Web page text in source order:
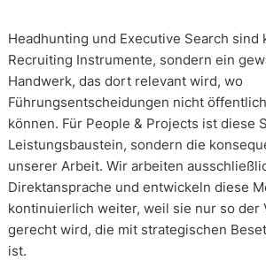
Headhunting und Executive Search sind
Recruiting Instrumente, sondern ein
Handwerk, das dort relevant wird, wo
Führungsentscheidungen nicht
können. Für People & Projects ist diese
Leistungsbaustein, sondern die
unserer Arbeit. Wir arbeiten
Direktansprache und entwickeln diese
kontinuierlich weiter, weil sie nur so der
gerecht wird, die mit strategischen
ist.